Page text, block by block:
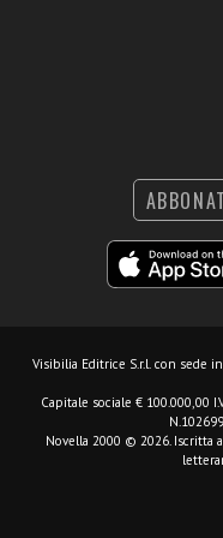
Visibilia Editrice S.r.l. con sede
Capitale sociale € 100.000,00
Novella 2000 © 2026. Iscritta